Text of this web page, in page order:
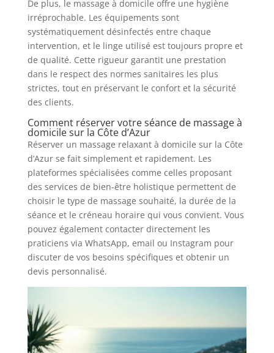
De plus, le massage à domicile offre une hygiène
irréprochable. Les équipements sont
systématiquement désinfectés entre chaque
intervention, et le linge utilisé est toujours propre et
de qualité. Cette rigueur garantit une prestation
dans le respect des normes sanitaires les plus
strictes, tout en préservant le confort et la sécurité
des clients.
Comment réserver votre séance de massage à
domicile sur la Côte d’Azur
Réserver un massage relaxant à domicile sur la Côte
d’Azur se fait simplement et rapidement. Les
plateformes spécialisées comme celles proposant
des services de bien-être holistique permettent de
choisir le type de massage souhaité, la durée de la
séance et le créneau horaire qui vous convient. Vous
pouvez également contacter directement les
praticiens via WhatsApp, email ou Instagram pour
discuter de vos besoins spécifiques et obtenir un
devis personnalisé.